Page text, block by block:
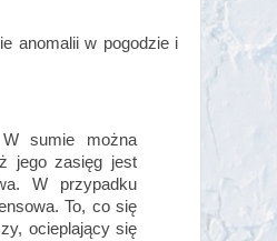
anomalii w pogodzie i
W sumie można
jego zasięg jest
W przypadku
To, co się
ocieplający się